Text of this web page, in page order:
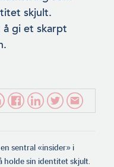
skjult.
gi et skarpt
sentral «insider» i
sin identitet skjult.